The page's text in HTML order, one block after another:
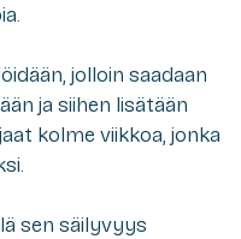
jolloin saadaan
ja siihen lisätään
kolme viikkoa, jonka
sen säilyvyys